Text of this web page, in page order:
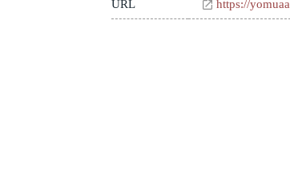
URL https://